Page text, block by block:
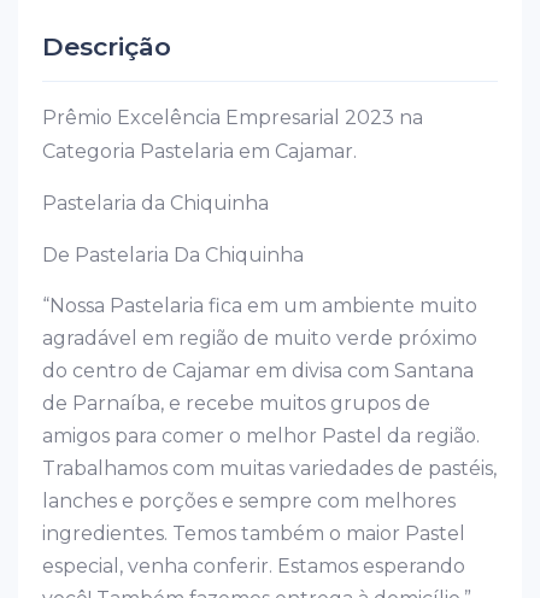
Descrição
Prêmio Excelência Empresarial 2023 na
Categoria Pastelaria em Cajamar.
Pastelaria da Chiquinha
De Pastelaria Da Chiquinha
“Nossa Pastelaria fica em um ambiente muito
agradável em região de muito verde próximo
do centro de Cajamar em divisa com Santana
de Parnaíba, e recebe muitos grupos de
amigos para comer o melhor Pastel da região.
Trabalhamos com muitas variedades de pastéis,
lanches e porções e sempre com melhores
ingredientes. Temos também o maior Pastel
especial, venha conferir. Estamos esperando